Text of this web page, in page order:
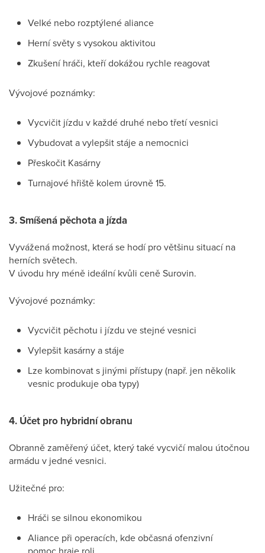
Velké nebo rozptýlené aliance
Herní světy s vysokou aktivitou
Zkušení hráči, kteří dokážou rychle reagovat
Vývojové poznámky:
Vycvičit jízdu v každé druhé nebo třetí vesnici
Vybudovat a vylepšit stáje a nemocnici
Přeskočit Kasárny
Turnajové hřiště kolem úrovně 15.
3. Smíšená pěchota a jízda
Vyvážená možnost, která se hodí pro většinu situací na
herních světech.
V úvodu hry méně ideální kvůli ceně Surovin.
Vývojové poznámky:
Vycvičit pěchotu i jízdu ve stejné vesnici
Vylepšit kasárny a stáje
Lze kombinovat s jinými přístupy (např. jen několik
vesnic produkuje oba typy)
4. Účet pro hybridní obranu
Obranně zaměřený účet, který také vycvičí malou útočnou
armádu v jedné vesnici.
Užitečné pro:
Hráči se silnou ekonomikou
Aliance při operacích, kde občasná ofenzivní